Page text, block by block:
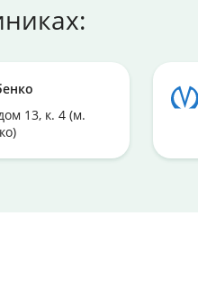
13, к. 4 (м.